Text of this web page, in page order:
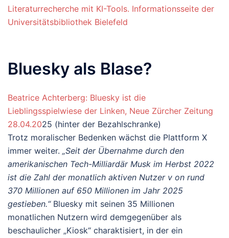
Literaturrecherche mit KI-Tools. Informationsseite der
Universitätsbibliothek Bielefeld
Bluesky als Blase?
Beatrice Achterberg: Bluesky ist die
Lieblingsspielwiese der Linken, Neue Zürcher Zeitung
28.04.2025 (hinter der Bezahlschranke)
Trotz moralischer Bedenken wächst die Plattform X
immer weiter. „Seit der Übernahme durch den
amerikanischen Tech-Milliardär Musk im Herbst 2022
ist die Zahl der monatlich aktiven Nutzer v on rund
370 Millionen auf 650 Millionen im Jahr 2025
gestieben.“Bluesky mit seinen 35 Millionen
monatlichen Nutzern wird demgegenüber als
beschaulicher „Kiosk“ charaktisiert, in der ein